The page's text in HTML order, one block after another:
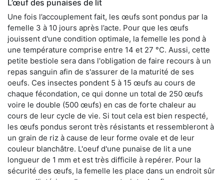
L’œuf des punaises de lit
Une fois l’accouplement fait, les œufs sont pondus par la
femelle 3 à 10 jours après l’acte. Pour que les œufs
jouissent d'une condition optimale, la femelle les pond à
une température comprise entre 14 et 27 °C. Aussi, cette
petite bestiole sera dans l'obligation de faire recours à un
repas sanguin afin de s'assurer de la maturité de ses
oeufs. Ces insectes pondent 5 à 15 œufs au cours de
chaque fécondation, ce qui donne un total de 250 œufs
voire le double (500 œufs) en cas de forte chaleur au
cours de leur cycle de vie. Si tout cela est bien respecté,
les œufs pondus seront très résistants et ressembleront à
un grain de riz à cause de leur forme ovale et de leur
couleur blanchâtre. L'oeuf d'une punaise de lit a une
longueur de 1 mm et est très difficile à repérer. Pour la
sécurité des œufs, la femelle les place dans un endroit sûr